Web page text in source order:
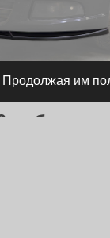
руб.
Продолжая им